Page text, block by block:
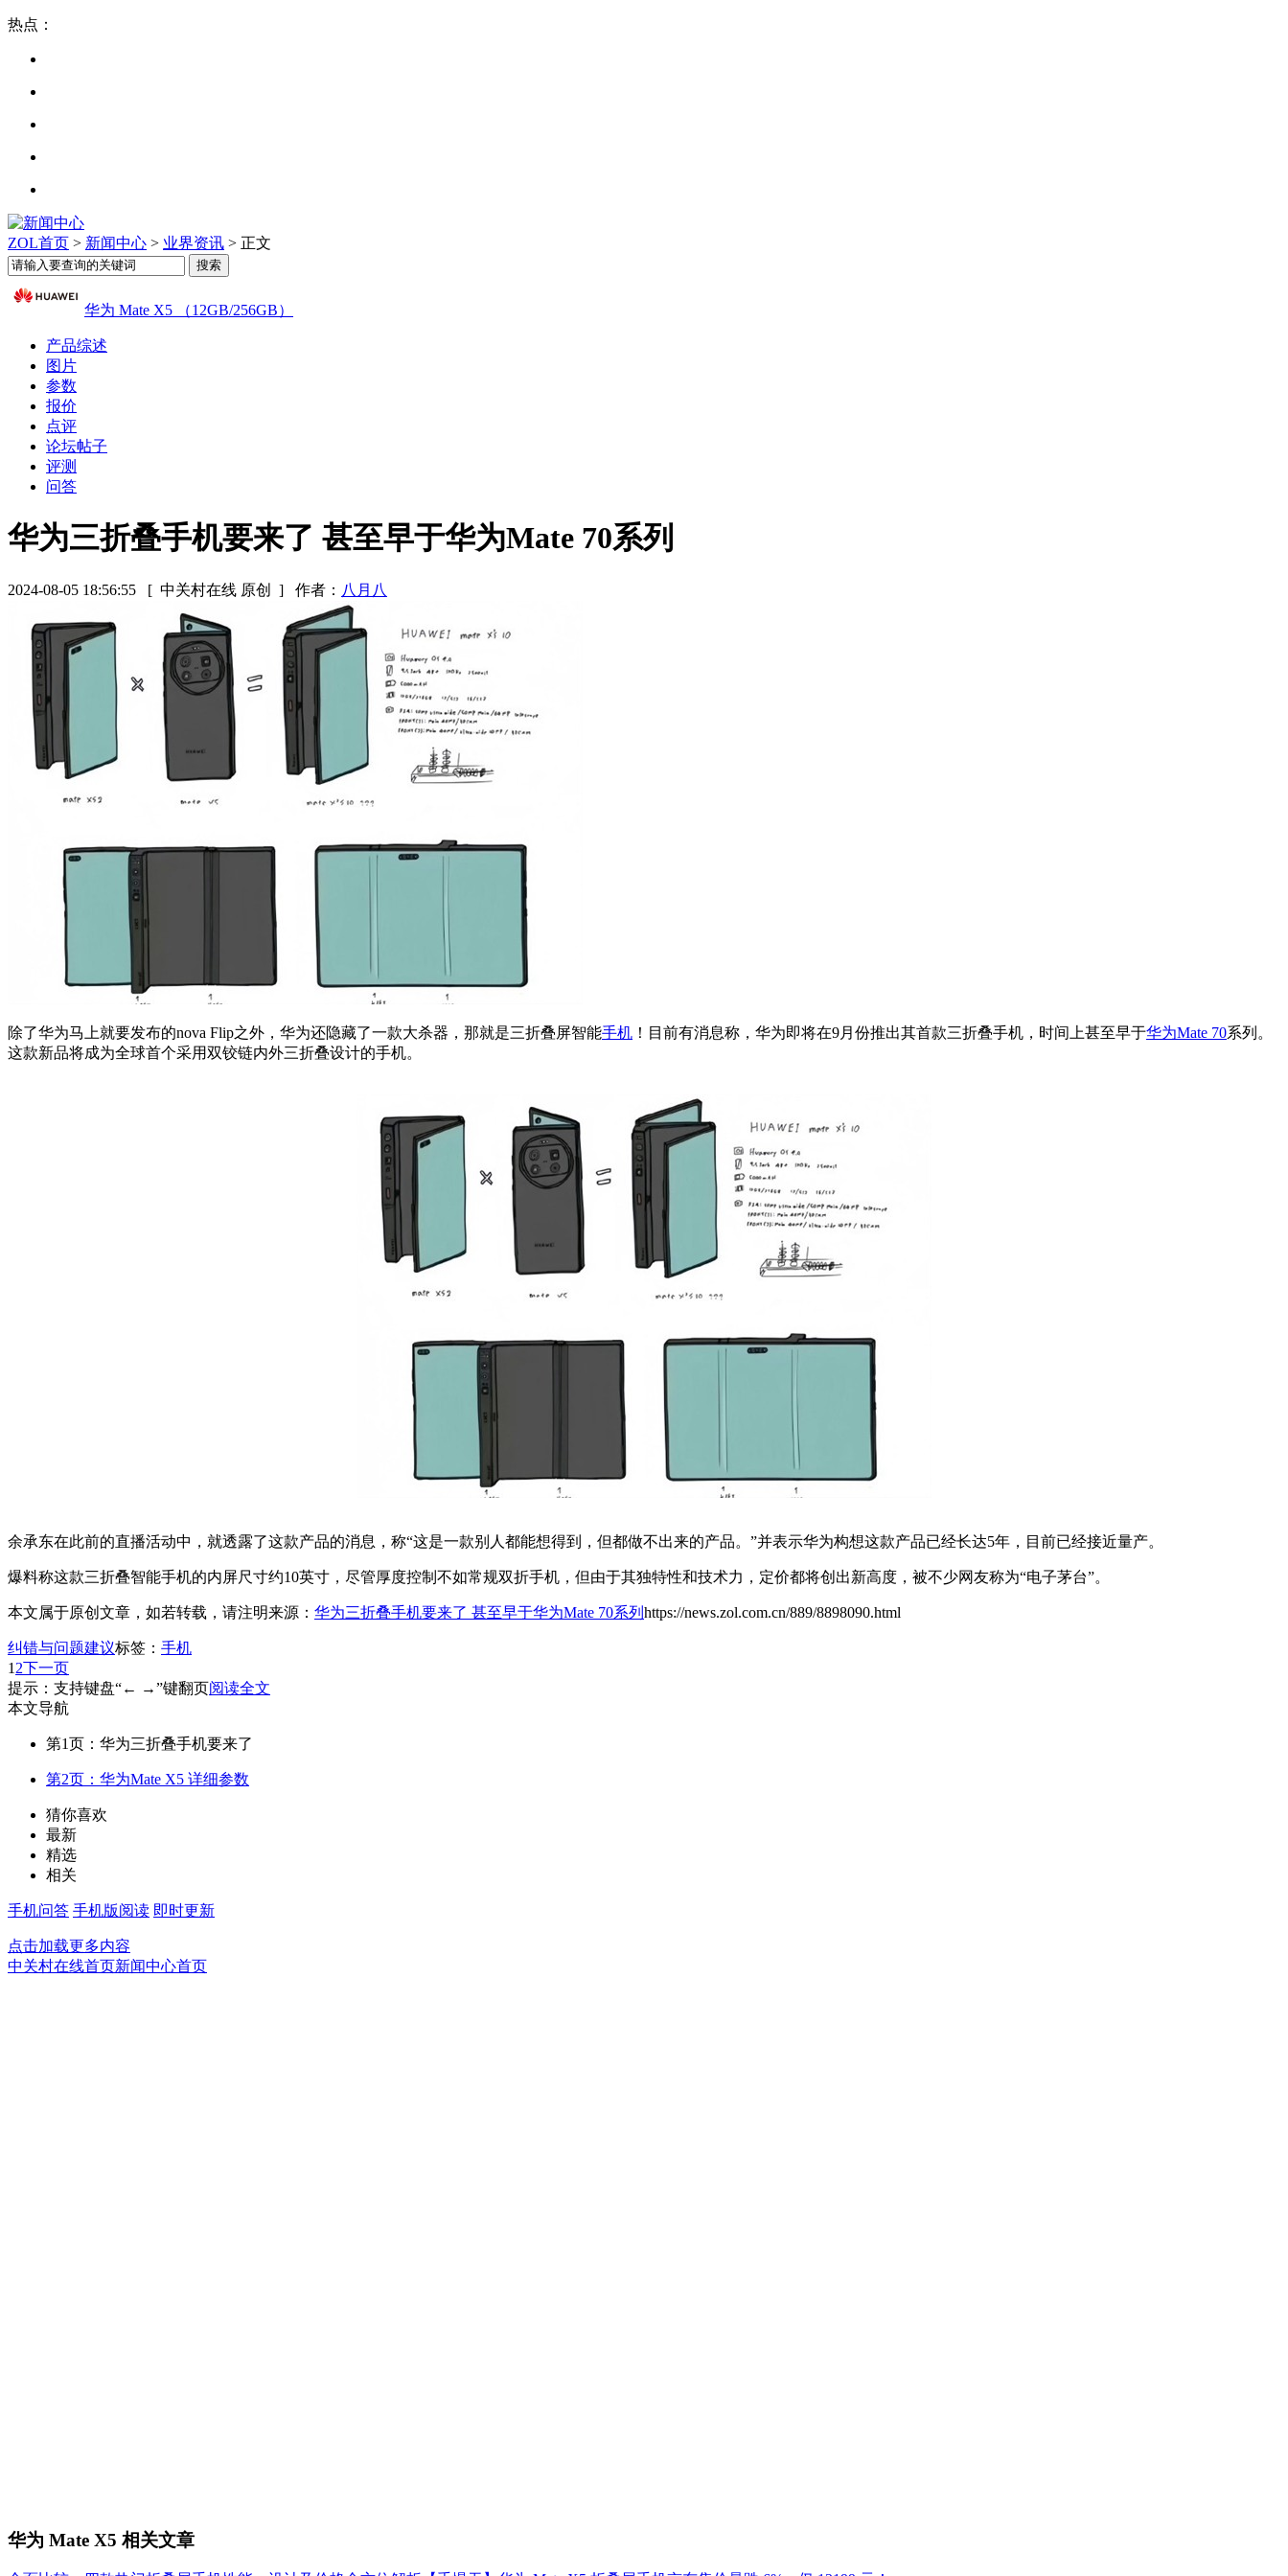
热点：
ZOL首页 > 新闻中心 > 业界资讯 > 正文
华为 Mate X5 （12GB/256GB）
产品综述
图片
参数
报价
点评
论坛帖子
评测
问答
华为三折叠手机要来了 甚至早于华为Mate 70系列
2024-08-05 18:56:55 [ 中关村在线 原创 ] 作者： 八月八
除了华为马上就要发布的nova Flip之外，华为还隐藏了一款大杀器，那就是三折叠屏智能手机 ！目前有消息称，华为即将在9月份推出其首款三折叠手机，时间上甚至早于华为Mate 70系列。
这款新品将成为全球首个采用双铰链内外三折叠设计的手机。
余承东在此前的直播活动中，就透露了这款产品的消息，称“这是一款别人都能想得到，但都做不出来的产品。”并表示华为构想这款产品已经长达5年，目前已经接近量产。
爆料称这款三折叠智能手机的内屏尺寸约10英寸，尽管厚度控制不如常规双折手机，但由于其独特性和技术力，定价都将创出新高度，被不少网友称为“电子茅台”。
本文属于原创文章，如若转载，请注明来源： 华为三折叠手机要来了 甚至早于华为Mate 70系列 https://news.zol.com.cn/889/8898090.html
纠错与问题建议标签： 手机
1 2下一页
提示：支持键盘“← →”键翻页阅读全文
本文导航
第1页：华为三折叠手机要来了
第2页：华为Mate X5 详细参数
猜你喜欢
最新
精选
相关
手机问答 手机版阅读 即时更新
点击加载更多内容
中关村在线首页新闻中心首页
华为 Mate X5 相关文章